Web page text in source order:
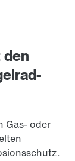
Gas- oder